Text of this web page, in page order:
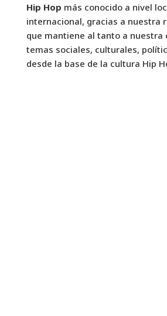
Hip Hop más conocido a nivel
internacional, gracias a nuestra
que mantiene al tanto a nuestra
temas sociales, culturales,
desde la base de la cultura Hip